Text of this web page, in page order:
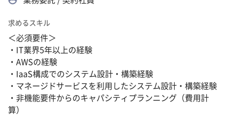
求めるスキル
＜必須要件＞
・IT業界5年以上の経験
・AWSの経験
・IaaS構成でのシステム設計・構築経験
・マネージドサービスを利用したシステム設計・構築経験
・非機能要件からのキャパシティプランニング（費用計
算）